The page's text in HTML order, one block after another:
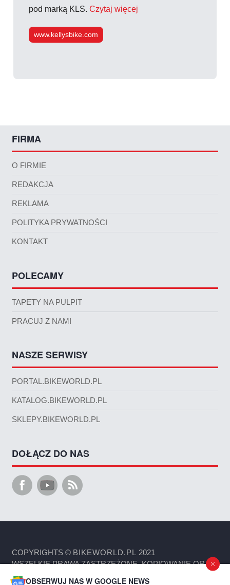
pod marką KLS.Czytaj więcej
www.kellysbike.com
OBSERWUJ NAS W GOOGLE NEWS
FIRMA
O FIRMIE
REDAKCJA
REKLAMA
POLITYKA PRYWATNOŚCI
KONTAKT
POLECAMY
TAPETY NA PULPIT
PRACUJ Z NAMI
NASZE SERWISY
PORTAL.BIKEWORLD.PL
KATALOG.BIKEWORLD.PL
SKLEPY.BIKEWORLD.PL
DOŁĄCZ DO NAS
COPYRIGHTS © BIKEWORLD.PL 2021
WSZELKIE PRAWA ZASTRZEŻONE. KOPIOWANIE ORAZ
ROZPOWSZECHNIANIE MATERIAŁÓW ZAWARTYCH NA